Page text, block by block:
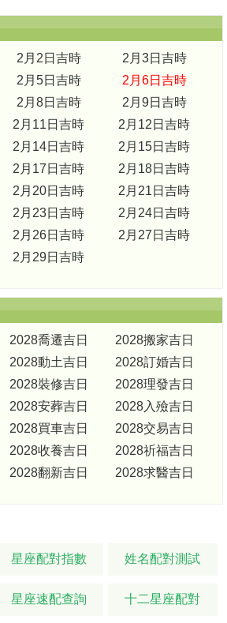
2月2日吉時
2月3日吉時
2月5日吉時
2月6日吉時
2月8日吉時
2月9日吉時
2月11日吉時
2月12日吉時
2月14日吉時
2月15日吉時
2月17日吉時
2月18日吉時
2月20日吉時
2月21日吉時
2月23日吉時
2月24日吉時
2月26日吉時
2月27日吉時
2月29日吉時
2028喬遷吉日
2028搬家吉日
2028動土吉日
2028訂婚吉日
2028裝修吉日
2028理發吉日
2028安葬吉日
2028入殮吉日
2028買車吉日
2028交易吉日
2028收養吉日
2028祈福吉日
2028翻新吉日 2028求醫吉日
星座配對指數 姓名配對測試
星座速配查詢 十二星座配對